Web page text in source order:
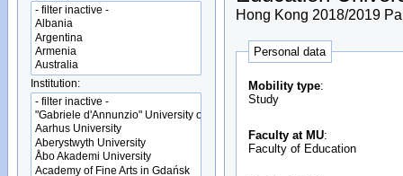
Institution:
Hong Kong 2018/2019
Personal data
Mobility type:
Study
Faculty at MU:
Faculty of Education